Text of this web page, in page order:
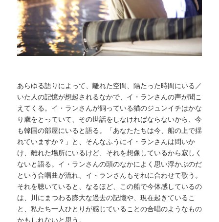
あらゆる語りによって、離れた空間、隔たった時間にいる／
いた人の記憶が想起されるなかで、イ・ランさんの声が聞こ
えてくる。イ・ランさんが飼っている猫のジュンイチはかな
り歳をとっていて、その世話をしなければならないから、今
も韓国の部屋にいると語る。「あなたたちは今、船の上で揺
れていますか？」と、そんなふうにイ・ランさんは問いか
け、離れた場所にいるけど、それを想像しているから寂しく
ないと語る。イ・ランさんの頭のなかによく思い浮かぶのだ
という合唱曲が流れ、イ・ランさんもそれに合わせて歌う。
それを聴いていると、なるほど、この船で今体感しているの
は、川にまつわる膨大な過去の記憶や、現在起きているこ
と、私たち一人ひとりが感じていることの合唱のようなもの
かもしれないと思う。